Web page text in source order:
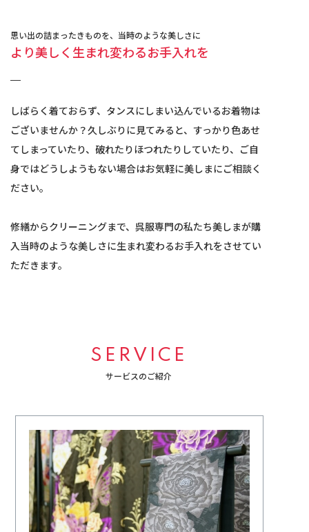
思い出の詰まったきものを、 ​​​​​​​当時のような美しさに
より美しく生まれ変わる​​​​​​​お手入れを
しばらく着ておらず、タンスにしまい込んでいるお着物は
ございませんか？久しぶりに見てみると、すっかり色あせ
てしまっていたり、破れたりほつれたりしていたり、ご自
身ではどうしようもない場合はお気軽に美しまにご相談く
ださい。
修繕からクリーニングまで、呉服専門の私たち美しまが購
入当時のような美しさに生まれ変わるお手入れをさせてい
ただきます。
SERVICE
サービスのご紹介